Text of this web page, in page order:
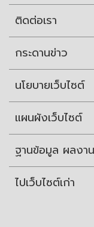
ติดต่อเรา
กระดานข่าว
นโยบายเว็บไซต์
แผนผังเว็บไซต์
ฐานข้อมูล ผลงา
ไปเว็บไซต์เก่า